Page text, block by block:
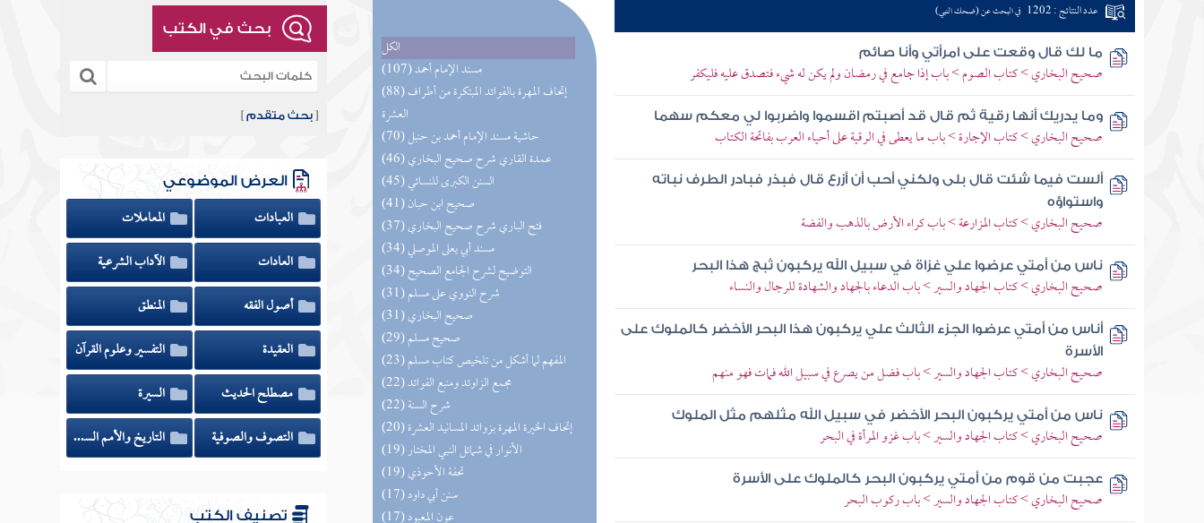
الكل
(107) مسند الإمام أحمد
(88) إتحاف المهرة بالفوائد المبتكرة من أطراف
العشرة
(70) حاشية مسند الإمام أحمد بن حنبل
(46) عمدة القاري شرح صحيح البخاري
(45) السنن الكبرى للنسائي
(41) صحيح ابن حبان
(37) فتح الباري شرح صحيح البخاري
(34) مسند أبي يعلى الموصلي
(34) التوضيح لشرح الجامع الصحيح
(31) شرح النووي على مسلم
(31) صحيح البخاري
(29) صحيح مسلم
(23) المفهم لما أشكل من تلخيص كتاب مسلم
(22) مجمع الزاوئد ومنبع الفوائد
(22) شرح السنة
(20) إتحاف الخيرة المهرة بزوائد المسانيد العشرة
(19) الأنوار في شمائل النبي المختار
(19) تحفة الأحوذي
(17) سنن أبي داود
عدد النتائج : 1202 في البحث عن (ضحك النبي)
ما لك قال وقعت على امرأتي وأنا صائم
صحيح البخاري > كتاب الصوم > باب إذا جامع في رمضان ولم يكن له شيء فتصدق عليه فليكفر
وما يدريك أنها رقية ثم قال قد أصبتم اقسموا واضربوا لي معكم سهما
صحيح البخاري > كتاب الإجارة > باب ما يعطى في الرقية على أحياء العرب بفاتحة الكتاب
ألست فيما شئت قال بلى ولكني أحب أن أزرع قال فبذر فبادر الطرف نباته
واستواؤه
صحيح البخاري > كتاب المزارعة > باب كراء الأرض بالذهب والفضة
ناس من أمتي عرضوا علي غزاة في سبيل الله يركبون ثبج هذا البحر
صحيح البخاري > كتاب الجهاد والسير > باب الدعاء بالجهاد والشهادة للرجال والنساء
أناس من أمتي عرضوا الجزء الثالث علي يركبون هذا البحر الأخضر كالملوك على
الأسرة
صحيح البخاري > كتاب الجهاد والسير > باب فضل من يصرع في سبيل الله فمات فهو منهم
ناس من أمتي يركبون البحر الأخضر في سبيل الله مثلهم مثل الملوك
صحيح البخاري > كتاب الجهاد والسير > باب غزو المرأة في البحر
عجبت من قوم من أمتي يركبون البحر كالملوك على الأسرة
صحيح البخاري > كتاب الجهاد والسير > باب ركوب البحر
بحث في الكتب
[بحث متقدم ]
العرض الموضوعي
العبادات
المعاملات
العادات
الآداب الشرعية
أصول الفقه
المنطق
العقيدة
التفسير وعلوم القرآن
مصطلح الحديث
السيرة
التصوف والصوفية
التاريخ والأمم السابقة
تصنيف الكتب